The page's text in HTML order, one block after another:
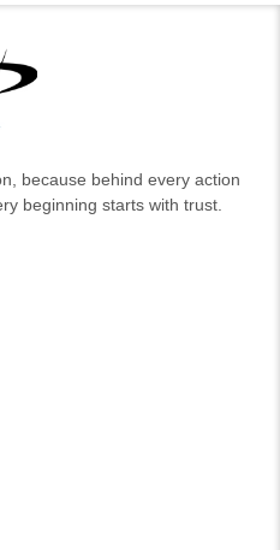
because behind every action
beginning starts with trust.